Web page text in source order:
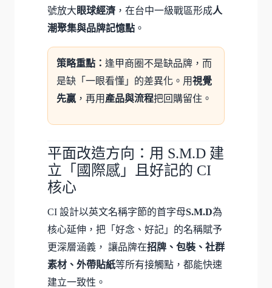
號放大眼球經濟 ，在台中一級戰區形成人
潮聚集與品牌記憶點 。
策略重點： 逢甲商圈不是缺品牌，而
是缺「一眼看懂」的差異化。用視覺
先贏 ，再用 產品與流程把回購留住。
平面改造方向：用 S.M.D 建
立「國際感」且好記的 CI
核心
CI 設計以英文名稱字節的首字母S.M.D為
核心延伸，把「好念、好記」的名稱賦予
更深層涵義， 讓品牌在招牌、包裝、社群
素材、外帶貼紙等所有接觸點，都能快速
建立一致性。